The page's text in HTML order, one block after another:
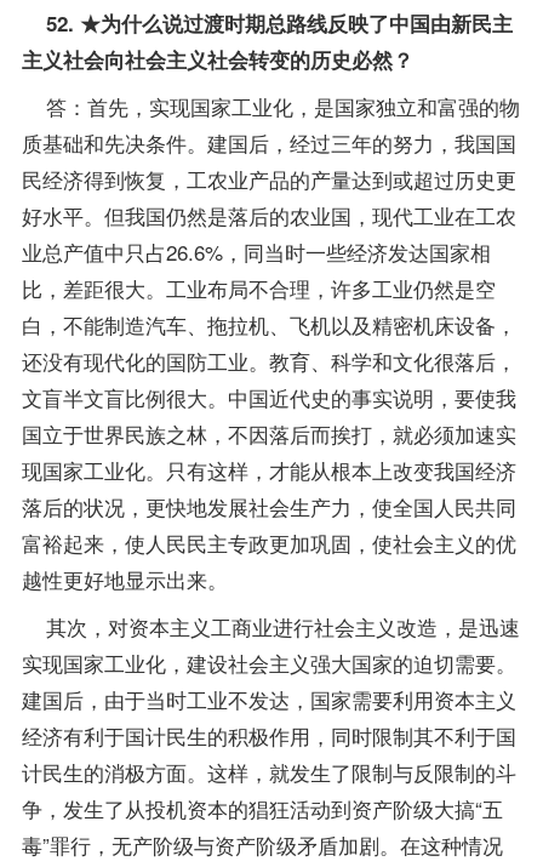
52. ★为什么说过渡时期总路线反映了中国由新民主
主义社会向社会主义社会转变的历史必然？
答：首先，实现国家工业化，是国家独立和富强的物
质基础和先决条件。建国后，经过三年的努力，我国国
民经济得到恢复，工农业产品的产量达到或超过历史更
好水平。但我国仍然是落后的农业国，现代工业在工农
业总产值中只占26.6%，同当时一些经济发达国家相
比，差距很大。工业布局不合理，许多工业仍然是空
白，不能制造汽车、拖拉机、飞机以及精密机床设备，
还没有现代化的国防工业。教育、科学和文化很落后，
文盲半文盲比例很大。中国近代史的事实说明，要使我
国立于世界民族之林，不因落后而挨打，就必须加速实
现国家工业化。只有这样，才能从根本上改变我国经济
落后的状况，更快地发展社会生产力，使全国人民共同
富裕起来，使人民民主专政更加巩固，使社会主义的优
越性更好地显示出来。
其次，对资本主义工商业进行社会主义改造，是迅速
实现国家工业化，建设社会主义强大国家的迫切需要。
建国后，由于当时工业不发达，国家需要利用资本主义
经济有利于国计民生的积极作用，同时限制其不利于国
计民生的消极方面。这样，就发生了限制与反限制的斗
争，发生了从投机资本的猖狂活动到资产阶级大搞“五
毒”罪行，无产阶级与资产阶级矛盾加剧。在这种情况